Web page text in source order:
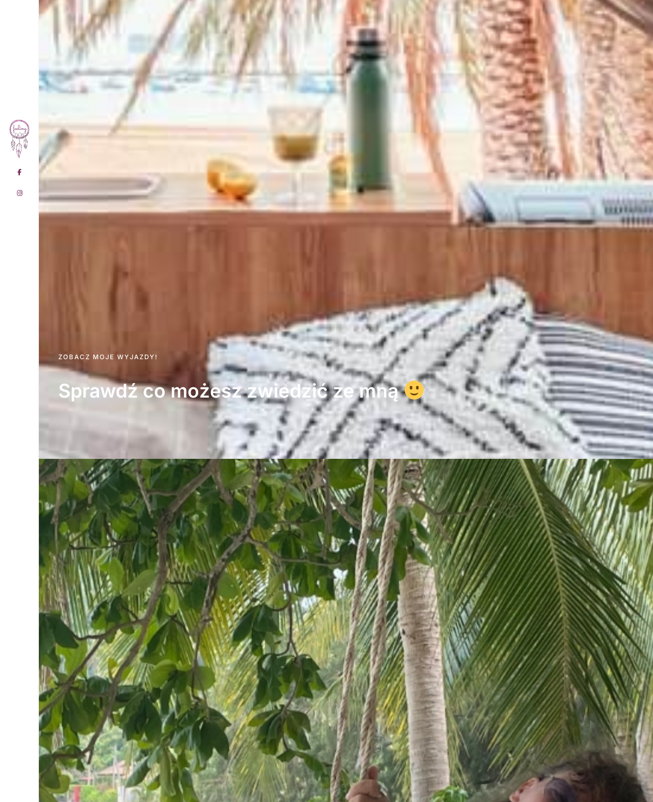
ZOBACZ MOJE WYJAZDY!
Sprawdź co możesz zwiedzić ze mną